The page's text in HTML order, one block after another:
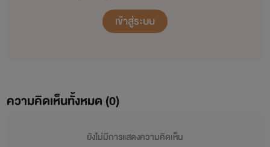
เข้าสู่ระบบ
ความคิดเห็นทั้งหมด (0)
ยังไม่มีการแสดงความคิดเห็น